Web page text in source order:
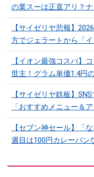
の業スーは正直アリ？
【サイゼリヤ悲報】
方でジェラートから「
【イオン最強コスパ】
世主！グラム単価1.4円
【サイゼリヤ鉄板】
「おすすめメニュー＆
【セブン神セール】「
週目は100円カレーパン